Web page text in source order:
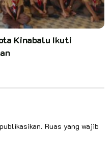
Kinabalu Ikuti
Ruas yang wajib